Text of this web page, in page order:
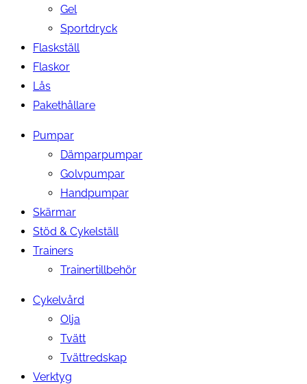
Gel
Sportdryck
Flaskställ
Flaskor
Lås
Pakethållare
Pumpar
Dämparpumpar
Golvpumpar
Handpumpar
Skärmar
Stöd & Cykelställ
Trainers
Trainertillbehör
Cykelvård
Olja
Tvätt
Tvättredskap
Verktyg